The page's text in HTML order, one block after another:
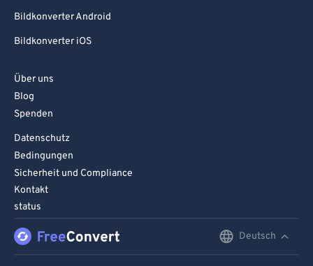
Bildkonverter Android
Bildkonverter iOS
Über uns
Blog
Spenden
Datenschutz
Bedingungen
Sicherheit und Compliance
Kontakt
status
Deutsch